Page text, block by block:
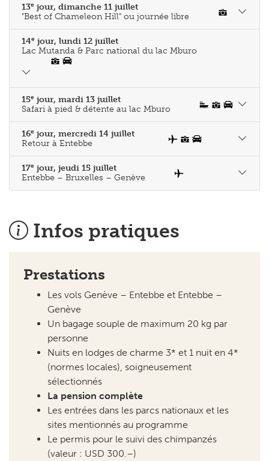
13e jour, dimanche 11 juillet
"Best of Chameleon Hill" ou journée libre
14e jour, lundi 12 juillet
Lac Mutanda & Parc national du lac Mburo
15e jour, mardi 13 juillet
Safari à pied & détente au lac Mburo
16e jour, mercredi 14 juillet
Retour à Entebbe
17e jour, jeudi 15 juillet
Entebbe – Bruxelles – Genève
Infos pratiques
Prestations
Les vols Genève – Entebbe et Entebbe –
Genève
Un bagage souple de maximum 20 kg par
personne
Nuits en lodges de charme 3* et 1 nuit en 4*
(normes locales), soigneusement
sélectionnés
La pension complète
Les entrées dans les parcs nationaux et les
sites mentionnés au programme
Le permis pour le suivi des chimpanzés
(valeur : USD 300.–)